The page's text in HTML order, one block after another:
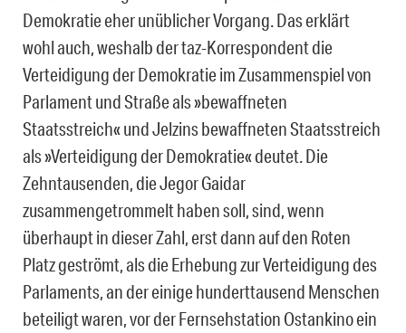
Demokratie eher unüblicher Vorgang. Das erklärt
wohl auch, weshalb der taz-Korrespondent die
Verteidigung der Demokratie im Zusammenspiel von
Parlament und Straße als »bewaffneten
Staatsstreich« und Jelzins bewaffneten Staatsstreich
als »Verteidigung der Demokratie« deutet. Die
Zehntausenden, dieJegorGaidar
zusammengetrommelt haben soll, sind, wenn
überhaupt in dieser Zahl, erst dann auf den Roten
Platz geströmt, als die Erhebung zur Verteidigung des
Parlaments, an der einige hunderttausend Menschen
beteiligt waren, vor der Fernsehstation Ostankino ein